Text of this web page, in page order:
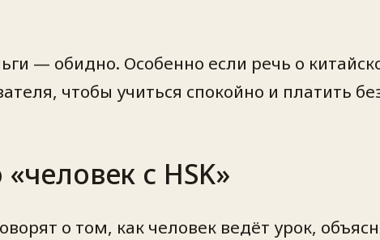
— обидно. Особенно если речь о
чтобы учиться спокойно и платить
с HSK»
о том, как человек ведёт урок,